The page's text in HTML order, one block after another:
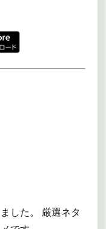
した。 厳選ネタ